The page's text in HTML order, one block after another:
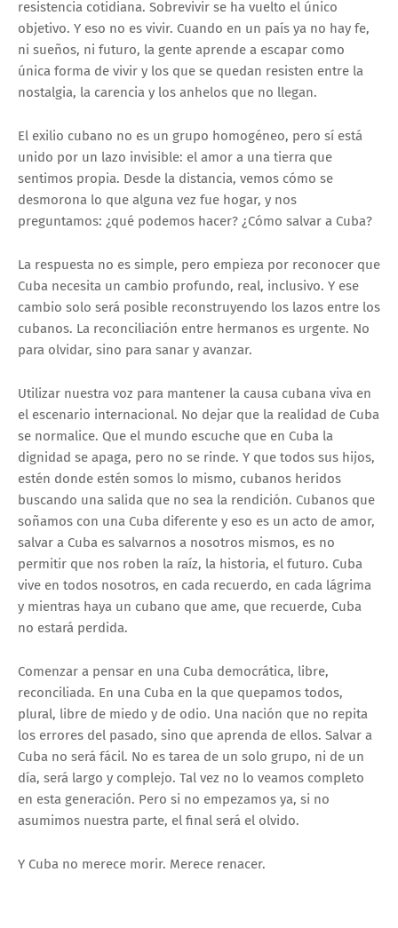
resistencia cotidiana. Sobrevivir se ha vuelto el único
objetivo. Y eso no es vivir. Cuando en un país ya no hay fe,
ni sueños, ni futuro, la gente aprende a escapar como
única forma de vivir y los que se quedan resisten entre la
nostalgia, la carencia y los anhelos que no llegan.
El exilio cubano no es un grupo homogéneo, pero sí está
unido por un lazo invisible: el amor a una tierra que
sentimos propia. Desde la distancia, vemos cómo se
desmorona lo que alguna vez fue hogar, y nos
preguntamos: ¿qué podemos hacer? ¿Cómo salvar a Cuba?
La respuesta no es simple, pero empieza por reconocer que
Cuba necesita un cambio profundo, real, inclusivo. Y ese
cambio solo será posible reconstruyendo los lazos entre los
cubanos. La reconciliación entre hermanos es urgente. No
para olvidar, sino para sanar y avanzar.
Utilizar nuestra voz para mantener la causa cubana viva en
el escenario internacional. No dejar que la realidad de Cuba
se normalice. Que el mundo escuche que en Cuba la
dignidad se apaga, pero no se rinde. Y que todos sus hijos,
estén donde estén somos lo mismo, cubanos heridos
buscando una salida que no sea la rendición. Cubanos que
soñamos con una Cuba diferente y eso es un acto de amor,
salvar a Cuba es salvarnos a nosotros mismos, es no
permitir que nos roben la raíz, la historia, el futuro. Cuba
vive en todos nosotros, en cada recuerdo, en cada lágrima
y mientras haya un cubano que ame, que recuerde, Cuba
no estará perdida.
Comenzar a pensar en una Cuba democrática, libre,
reconciliada. En una Cuba en la que quepamos todos,
plural, libre de miedo y de odio. Una nación que no repita
los errores del pasado, sino que aprenda de ellos. Salvar a
Cuba no será fácil. No es tarea de un solo grupo, ni de un
día, será largo y complejo. Tal vez no lo veamos completo
en esta generación. Pero si no empezamos ya, si no
asumimos nuestra parte, el final será el olvido.
Y Cuba no merece morir. Merece renacer.